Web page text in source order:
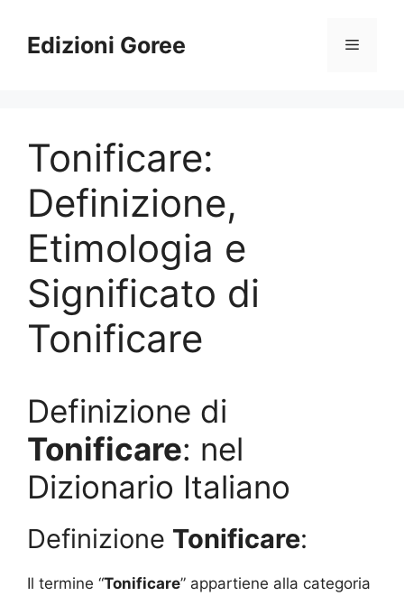
contenuto
Edizioni Goree Menu
Tonificare:
Definizione,
Etimologia e
Significato di
Tonificare
Definizione di
Tonificare: nel
Dizionario Italiano
Definizione Tonificare:
Il termine “Tonificare” appartiene alla categoria